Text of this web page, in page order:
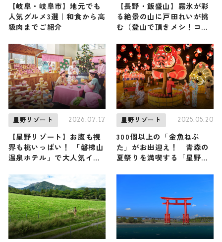
【岐阜・岐阜市】地元でも
人気グルメ3選｜和食から高
級肉までご紹介
【長野・飯盛山】霧氷が彩
る絶景の山に戸田れいが挑
む（登山で頂きメシ！コラ
星野リゾート 2026.07.17
【星野リゾート】お腹も視
界も桃いっぱい！ 「磐梯山
温泉ホテル」で大人気イベ
2026』が今年も開催中/ 福
島県耶麻郡
星野リゾート 2025.05.20
300個以上の「金魚ねぷ
た」がお出迎え！ 青森の
夏祭りを満喫する「星野リ